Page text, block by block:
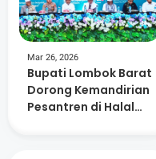
Mar 26, 2026
Bupati Lombok Barat
Dorong Kemandirian
Pesantren di Halal